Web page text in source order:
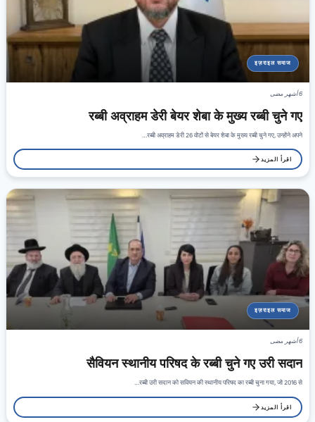
इज़राइल समाज
6 أشهر مضى
रब्बी अव्राहम डेरी बेयर शेबा के मुख्य रब्बी चुने गए
रब्बी अव्राहम डेरी 26 वोटों से बेयर शेबा के मुख्य रब्बी चुने गए, उन्होंने अपने…
اقرأ المزيد
इज़राइल समाज
6 أشهر مضى
सैवियन स्थानीय परिषद के रब्बी चुने गए उरी सदान
रब्बी उरी सदान को सवियन की स्थानीय परिषद का रब्बी चुना गया, जो 2016 से…
اقرأ المزيد